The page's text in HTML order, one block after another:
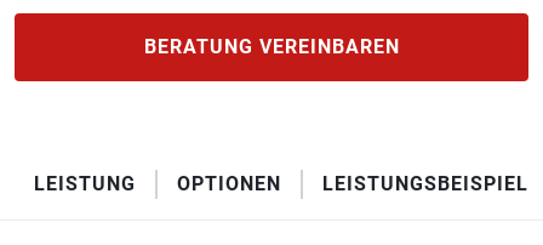
BERATUNG VEREINBAREN
LEISTUNG OPTIONEN LEISTUNGSBEISPIELE